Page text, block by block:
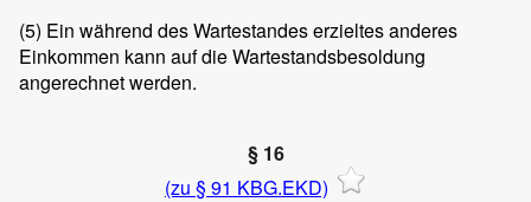
(5) Ein während des Wartestandes erzieltes anderes
Einkommen kann auf die Wartestandsbesoldung
angerechnet werden.
§ 16
(zu § 91 KBG.EKD)